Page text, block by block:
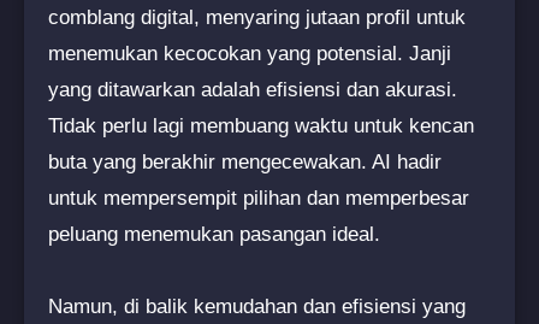
comblang digital, menyaring jutaan profil untuk
menemukan kecocokan yang potensial. Janji
yang ditawarkan adalah efisiensi dan akurasi.
Tidak perlu lagi membuang waktu untuk kencan
buta yang berakhir mengecewakan. AI hadir
untuk mempersempit pilihan dan memperbesar
peluang menemukan pasangan ideal.
Namun, di balik kemudahan dan efisiensi yang